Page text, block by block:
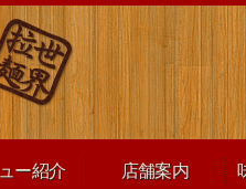
ー紹介 店舗案内